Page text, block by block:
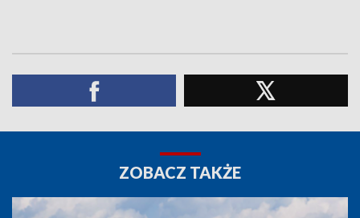
ZOBACZ TAKŻE